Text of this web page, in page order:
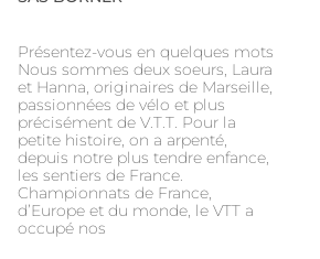
Présentez-vous en quelques mots
Nous sommes deux soeurs, Laura
et Hanna, originaires de Marseille,
passionnées de vélo et plus
précisément de V.T.T. Pour la
petite histoire, on a arpenté,
depuis notre plus tendre enfance,
les sentiers de France.
Championnats de France,
d’Europe et du monde, le VTT a
occupé nos